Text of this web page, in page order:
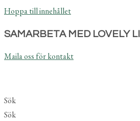
Hoppa till innehållet
SAMARBETA MED LOVELY
Maila oss för kontakt
Sök
Sök